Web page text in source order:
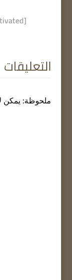
التعليقات
ملحوظة: يمكن